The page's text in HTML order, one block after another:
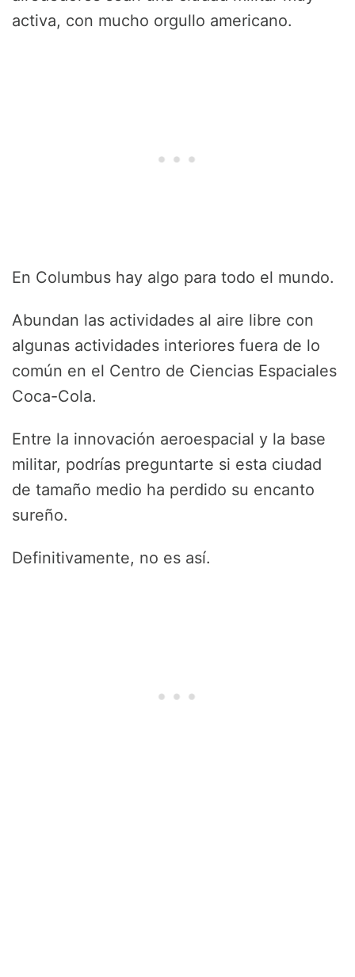
activa, con mucho orgullo americano.
En Columbus hay algo para todo el mundo.
Abundan las actividades al aire libre con
algunas actividades interiores fuera de lo
común en el Centro de Ciencias Espaciales
Coca-Cola.
Entre la innovación aeroespacial y la base
militar, podrías preguntarte si esta ciudad
de tamaño medio ha perdido su encanto
sureño.
Definitivamente, no es así.